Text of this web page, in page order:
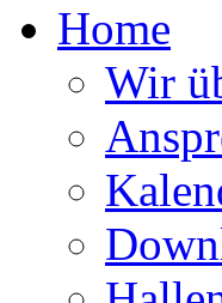
Home
Wir